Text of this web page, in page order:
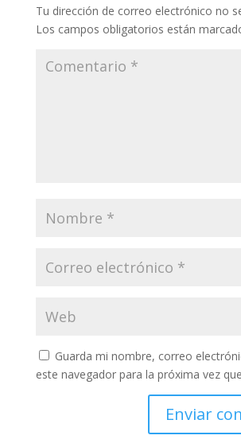
Tu dirección de correo electrónico no
Los campos obligatorios están
Guarda mi nombre, correo
este navegador para la próxima vez